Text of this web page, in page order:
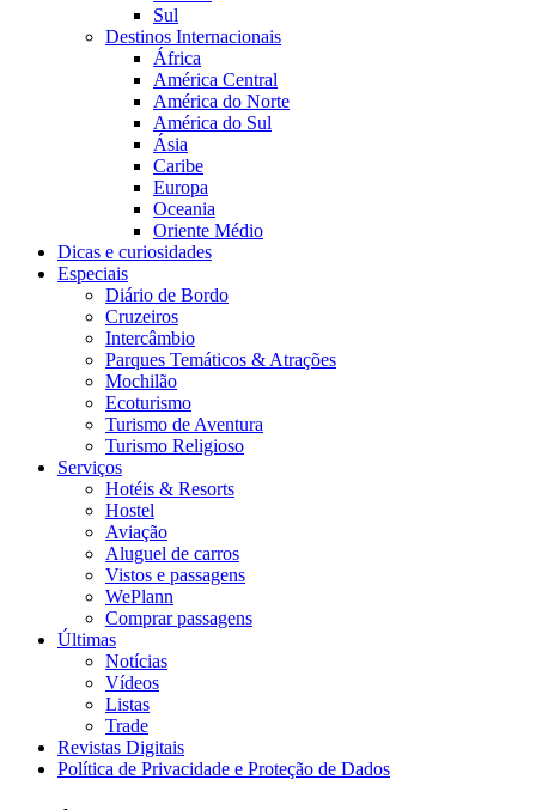
Sul
Destinos Internacionais
África
América Central
América do Norte
América do Sul
Ásia
Caribe
Europa
Oceania
Oriente Médio
Dicas e curiosidades
Especiais
Diário de Bordo
Cruzeiros
Intercâmbio
Parques Temáticos & Atrações
Mochilão
Ecoturismo
Turismo de Aventura
Turismo Religioso
Serviços
Hotéis & Resorts
Hostel
Aviação
Aluguel de carros
Vistos e passagens
WePlann
Comprar passagens
Últimas
Notícias
Vídeos
Listas
Trade
Revistas Digitais
Política de Privacidade e Proteção de Dados